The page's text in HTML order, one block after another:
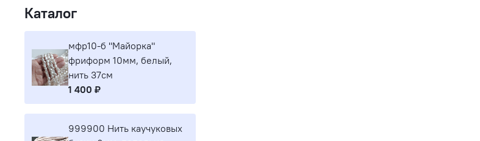
Каталог
мфр10-б "Майорка"
фриформ 10мм, белый,
нить 37см
1 400 ₽
999900 Нить каучуковых